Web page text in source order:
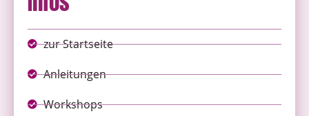
zur Startseite
Anleitungen
Workshops